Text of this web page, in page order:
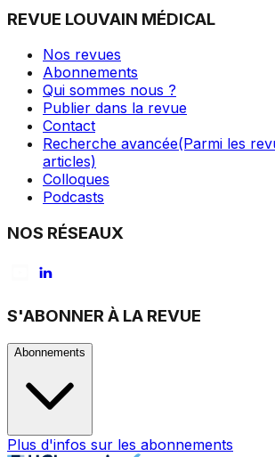
REVUE LOUVAIN MÉDICAL
Nos revues
Abonnements
Qui sommes nous ?
Publier dans la revue
Contact
Recherche avancée(Parmi les
articles)
Colloques
Podcasts
NOS RÉSEAUX
S'ABONNER À LA REVUE
Abonnements
Plus d'infos sur les abonnements